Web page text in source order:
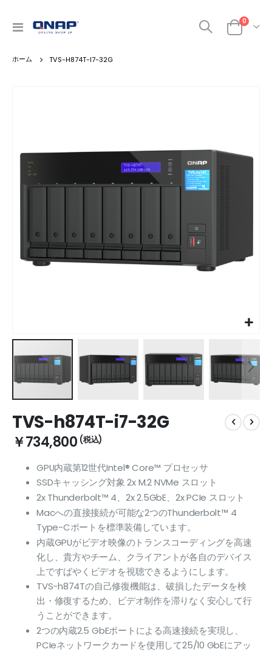
ナ
呼
カート
0商品
TVS-H874T-I7-32G
the
images
gallery
to
the
beginning
images
gallery
TVS-h874T-i7-32G
￥734,800
GPU内蔵第12世代Intel® Core™ プロセッサ
SSDキャッシング対象 2x M.2 NVMe スロット
2x Thunderbolt™ 4、2x 2.5GbE、2x PCIe スロット
Macへの直接接続が可能な2つのThunderbolt™ 4
Type-Cポートを標準装備しています。
内蔵GPUがビデオ映像のトランスコーディングを高速
化し、貴方やチーム、クライアントが各自のデバイス
上ですばやくビデオを視聴できるようにします。
TVS-h874Tの自己修復機能は、破損したデータを検
出・修復するため、ビデオ制作を滞りなく安心して行
うことができます。
2つの内蔵2.5 GbEポートによる高速接続を実現し、
PCIeネットワークカードを使用して25/10 GbEにアッ